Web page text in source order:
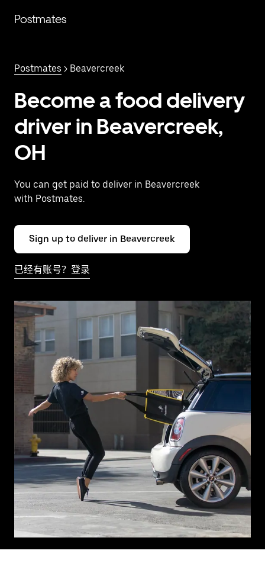
Postmates
Postmates > Beavercreek
Become a food delivery
driver in Beavercreek,
OH
You can get paid to deliver in Beavercreek
with Postmates.
Sign up to deliver in Beavercreek
已经有账号？登录